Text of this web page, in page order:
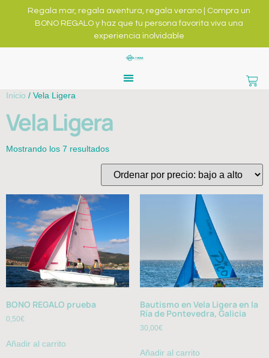
Regala mar, regala aventura, regala verano | Compra un
BONO REGALO y haz que tu persona favorita viva una
experiencia inolvidable
Inicio / Vela Ligera
Vela Ligera
Mostrando los 7 resultados
BONO REGALO prueba
0,50€
Añadir al carrito
Bautismo en Vela Ligera en la
Ría de Pontevedra, Galicia
30,00€
Añadir al carrito